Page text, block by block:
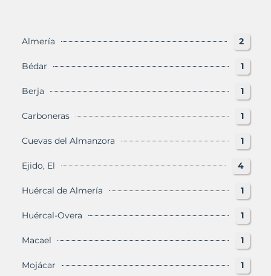
Almería 2
Bédar 1
Berja 1
Carboneras 1
Cuevas del Almanzora 1
Ejido, El 4
Huércal de Almería 1
Huércal-Overa 1
Macael 1
Mojácar 1